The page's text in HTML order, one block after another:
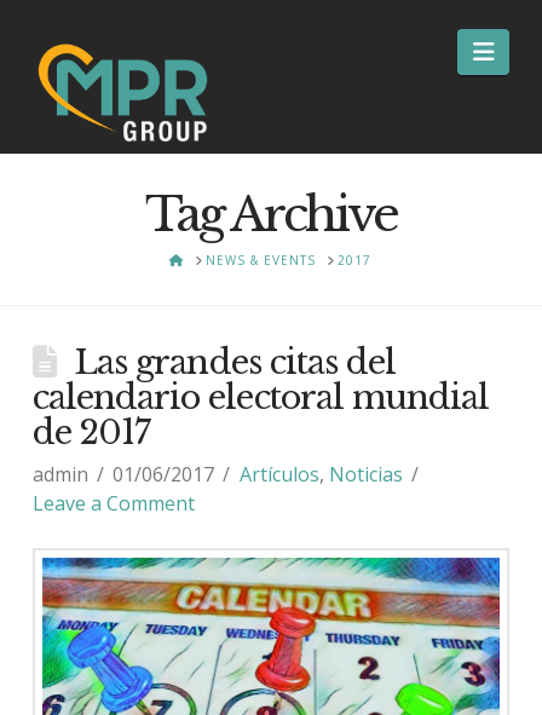
Tag Archive
HOMENEWS & EVENTS 2017
Las grandes citas del
calendario electoral mundial
de 2017
admin 01/06/2017 Artículos, Noticias
Leave a Comment